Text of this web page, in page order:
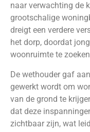
naar verwachting de
grootschalige
dreigt een verdere
het dorp, doordat
woonruimte te
De wethouder gaf
gewerkt wordt om
van de grond te
dat deze
zichtbaar zijn, wat